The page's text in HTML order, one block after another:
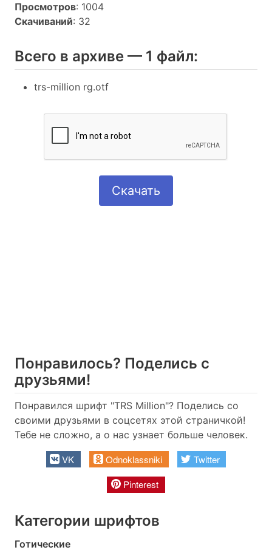
Просмотров: 1004
Скачиваний: 32
Всего в архиве — 1 файл:
trs-million rg.otf
Скачать
Понравилось? Поделись с
друзьями!
Понравился шрифт "TRS Million"? Поделись со
своими друзьями в соцсетях этой страничкой!
Тебе не сложно, а о нас узнает больше человек.
VK Odnoklassniki
Twitter
Pinterest
Категории шрифтов
Готические